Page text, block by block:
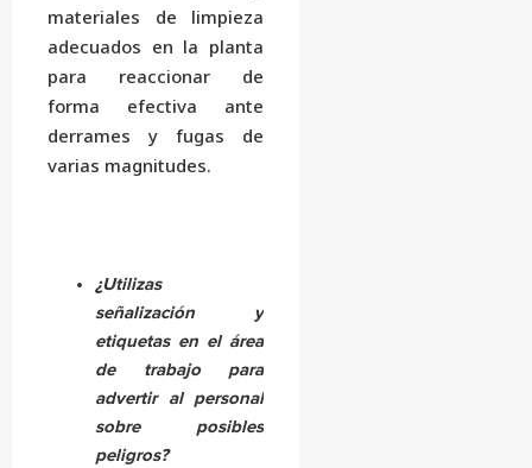
materiales de limpieza
adecuados en la planta
para reaccionar de
forma efectiva ante
derrames y fugas de
varias magnitudes.
¿Utilizas
señalización y
etiquetas en el área
de trabajo para
advertir al personal
sobre posibles
peligros?